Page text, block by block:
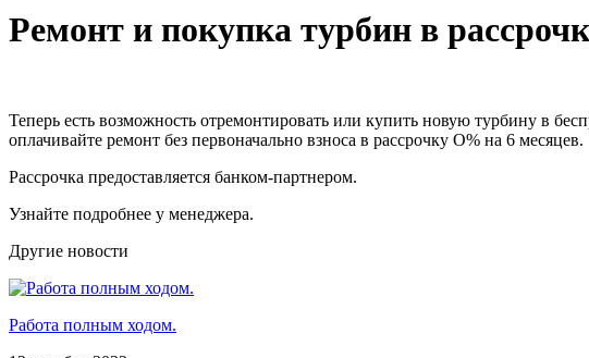
Ремонт и покупка турбин в
Теперь есть возможность отремонтировать или купить новую турбину в
оплачивайте ремонт без первоначально взноса в рассрочку О% на 6 месяцев.
Рассрочка предоставляется банком-партнером.
Узнайте подробнее у менеджера.
Другие новости
Работа полным ходом.